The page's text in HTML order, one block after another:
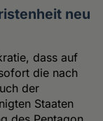
neu
dass auf
die nach
der
Staaten